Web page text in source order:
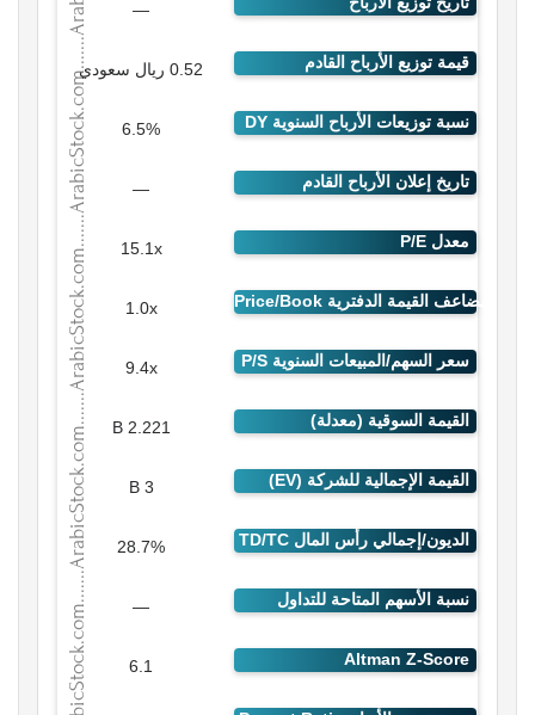
—
0.52 ريال سعودي
6.5%
—
15.1x
1.0x
9.4x
2.221 B
3 B
28.7%
—
6.1